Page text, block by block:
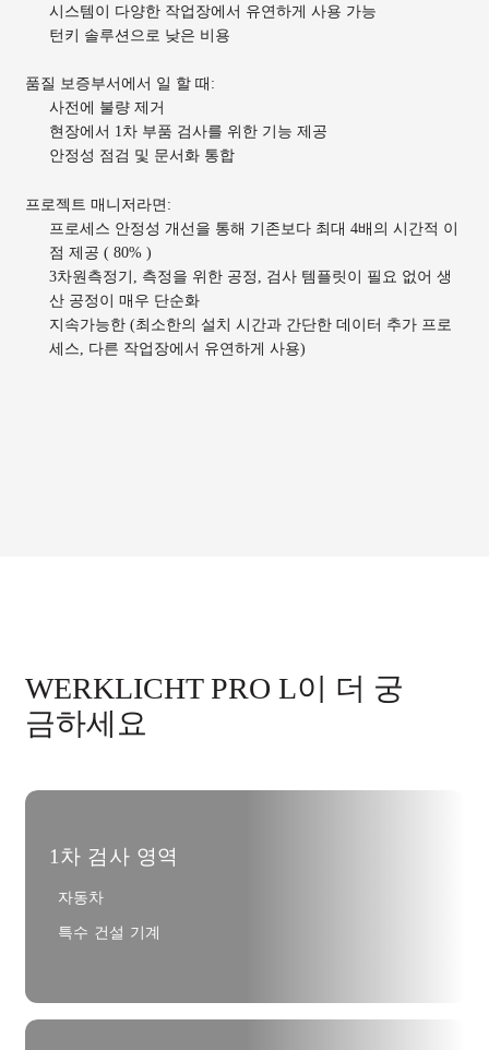
시스템이 다양한 작업장에서 유연하게 사용 가능
턴키 솔루션으로 낮은 비용
품질 보증부서에서 일 할 때:
사전에 불량 제거
현장에서 1차 부품 검사를 위한 기능 제공
안정성 점검 및 문서화 통합
프로젝트 매니저라면:
프로세스 안정성 개선을 통해 기존보다 최대 4배의 시간적 이
점 제공 ( 80% )
3차원측정기, 측정을 위한 공정, 검사 템플릿이 필요 없어 생
산 공정이 매우 단순화
지속가능한 (최소한의 설치 시간과 간단한 데이터 추가 프로
세스, 다른 작업장에서 유연하게 사용)
WERKLICHT PRO L이 더 궁
금하세요
1차 검사 영역
자동차
특수 건설 기계